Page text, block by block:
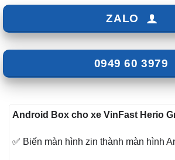
ZALO
0949 60 3979
Android Box cho xe VinFast Herio
✅ Biến màn hình zin thành màn hình